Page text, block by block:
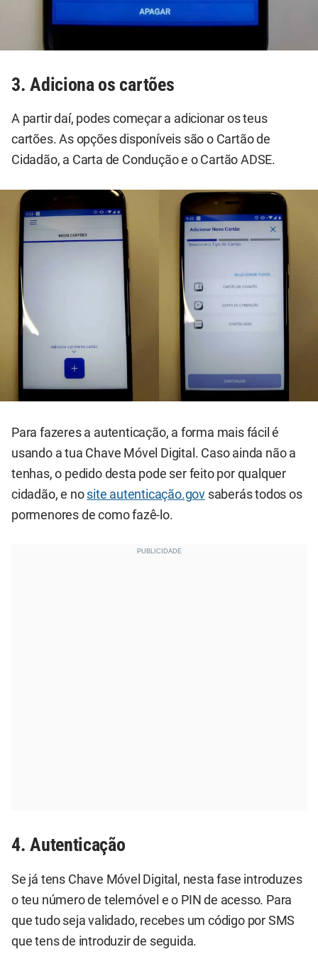
3. Adiciona os cartões
A partir daí, podes começar a adicionar os teus
cartões. As opções disponíveis são o Cartão de
Cidadão, a Carta de Condução e o Cartão ADSE.
Para fazeres a autenticação, a forma mais fácil é
usando a tua Chave Móvel Digital. Caso ainda não a
tenhas, o pedido desta pode ser feito por qualquer
cidadão, e no site autenticação.gov saberás todos os
pormenores de como fazê-lo.
4. Autenticação
Se já tens Chave Móvel Digital, nesta fase introduzes
o teu número de telemóvel e o PIN de acesso. Para
que tudo seja validado, recebes um código por SMS
que tens de introduzir de seguida.